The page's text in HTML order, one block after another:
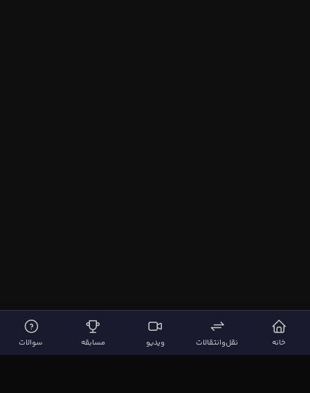
خانه نقل‌وانتقالات ویدیو مسابقه سوالات